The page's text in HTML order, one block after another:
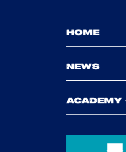
HOME
NEWS
ACADEMY